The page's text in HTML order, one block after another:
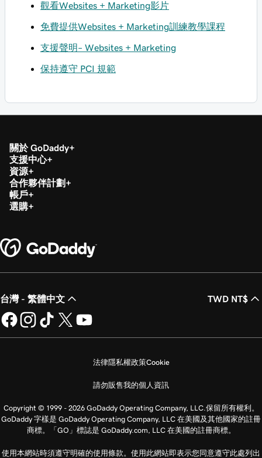
觀看Websites + Marketing影片
免費提供Websites + Marketing訓練教學課程
支援聲明– Websites + Marketing
保持遵守 PCI 規範
關於 GoDaddy
支援中心
資源
合作夥伴計劃
帳戶
選購
台灣 - 繁體中文 TWD NT$
法律隱私權政策Cookie
請勿販售我的個人資訊
Copyright © 1999 - 2026 GoDaddy Operating Company, LLC.保留所有權利。
GoDaddy 字樣是 GoDaddy Operating Company, LLC 在美國及其他國家的註冊
商標。「GO」標誌是 GoDaddy.com, LLC 在美國的註冊商標。
使用本網站時須遵守明確的使用條款。使用此網站即表示您同意遵守此處列出